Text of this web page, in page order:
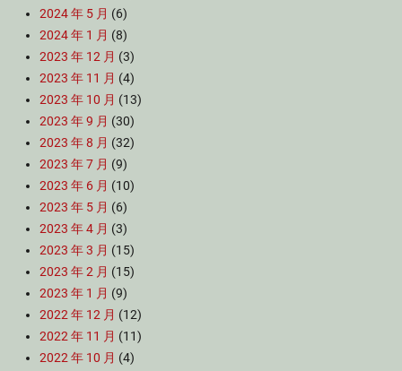
2024 年 5 月 (6)
2024 年 1 月 (8)
2023 年 12 月 (3)
2023 年 11 月 (4)
2023 年 10 月 (13)
2023 年 9 月 (30)
2023 年 8 月 (32)
2023 年 7 月 (9)
2023 年 6 月 (10)
2023 年 5 月 (6)
2023 年 4 月 (3)
2023 年 3 月 (15)
2023 年 2 月 (15)
2023 年 1 月 (9)
2022 年 12 月 (12)
2022 年 11 月 (11)
2022 年 10 月 (4)